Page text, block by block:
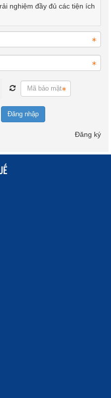
nghiệm đầy đủ các tiện ích
Đăng nhập
Đăng ký